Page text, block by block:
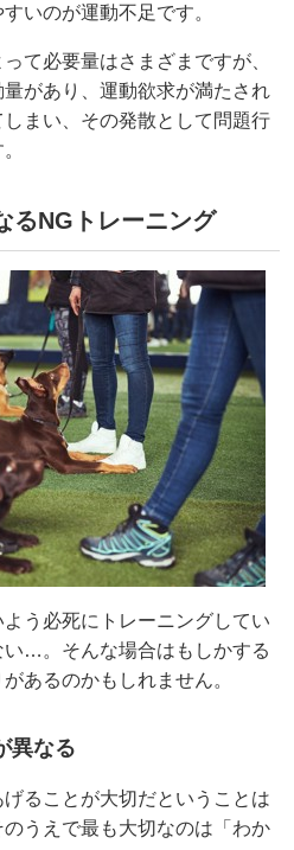
いのが運動不足です。
て必要量はさまざまですが、
があり、運動欲求が満たされ
まい、その発散として問題行
るNGトレーニング
う必死にトレーニングしてい
い…。そんな場合はもしかする
あるのかもしれません。
異なる
ることが大切だということは
うえで最も大切なのは「わか